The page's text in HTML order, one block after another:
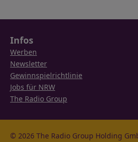
Infos
Werben
Newsletter
Gewinnspielrichtlinie
Jobs für NRW
The Radio Group
© 2026 The Radio Group Holding